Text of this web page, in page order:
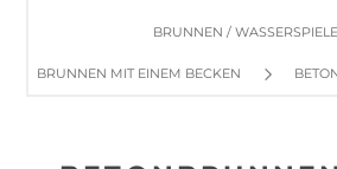
BRUNNEN / WASSERSPIELE
BRUNNEN MIT EINEM BECKEN